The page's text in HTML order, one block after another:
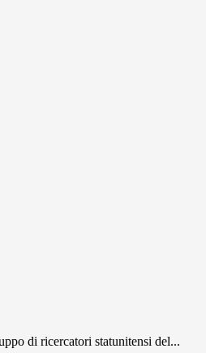
di ricercatori statunitensi del...